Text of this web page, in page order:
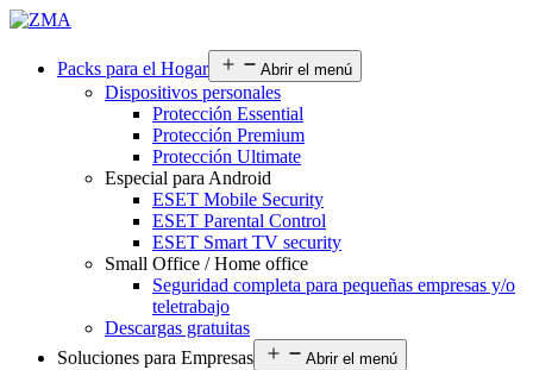
Packs para el Hogar Abrir el menú
Dispositivos personales
Protección Essential
Protección Premium
Protección Ultimate
Especial para Android
ESET Mobile Security
ESET Parental Control
ESET Smart TV security
Small Office / Home office
Seguridad completa para pequeñas empresas y/o
teletrabajo
Descargas gratuitas
Soluciones para Empresas
Abrir el menú